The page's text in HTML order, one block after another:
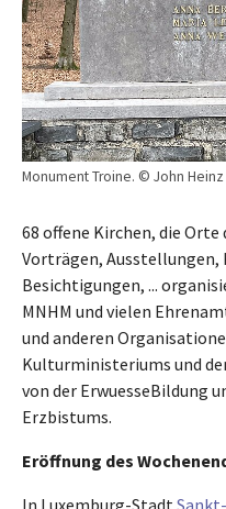
Monument Troine. © John Heinz
68 offene Kirchen, die
Vorträgen,
Besichtigungen, ...
MNHM und vielen
und anderen
Kulturministeriums und
von der ErwuesseBildung
Erzbistums.
Eröffnung des